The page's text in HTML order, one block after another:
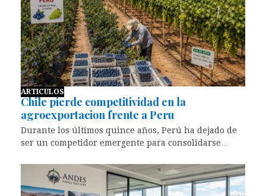
ARTICULOS
Chile pierde competitividad en la
agroexportacion frente a Peru
Durante los últimos quince años, Perú ha dejado de
ser un competidor emergente para consolidarse…